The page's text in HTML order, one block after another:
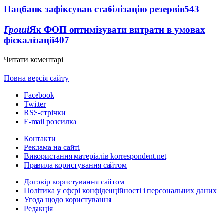
Нацбанк зафіксував стабілізацію резервів543
ГрошіЯк ФОП оптимізувати витрати в умовах
фіскалізації407
Читати коментарі
Повна версія сайту
Facebook
Twitter
RSS-стрічки
E-mail розсилка
Контакти
Реклама на сайті
Використання матеріалів korrespondent.net
Правила користування сайтом
Договір користування сайтом
Політика у сфері конфіденційності і персональних даних
Угода щодо користування
Редакція